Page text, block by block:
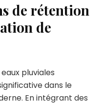
de rétention
de
pluviales
dans le
En intégrant des